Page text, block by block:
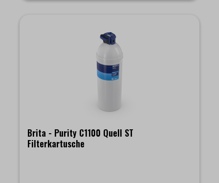
Brita - Purity C1100 Quell ST
Filterkartusche